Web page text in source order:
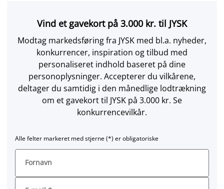
Vind et gavekort på 3.000 kr. til JYSK
Modtag markedsføring fra JYSK med bl.a. nyheder,
konkurrencer, inspiration og tilbud med
personaliseret indhold baseret på dine
personoplysninger. Accepterer du vilkårene,
deltager du samtidig i den månedlige lodtrækning
om et gavekort til JYSK på 3.000 kr. Se
konkurrencevilkår.
Alle felter markeret med stjerne (*) er obligatoriske
Fornavn